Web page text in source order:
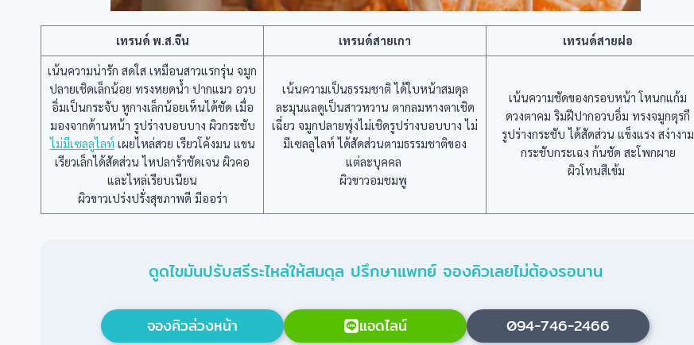
เทรนด์ พ.ส.จีน เทรนด์สายเกา เทรนด์สายฝอ
เน้นความน่ารัก สดใส เหมือนสาวแรกรุ่น จมูก
ปลายเชิดเล็กน้อย ทรงหยดน้ำ ปากแมว อวบ
อิ่มเป็นกระจับ หูกางเล็กน้อยเห็นได้ชัด เมื่อ
มองจากด้านหน้า รูปร่างบอบบาง ผิวกระชับ
ไม่มีเซลลูไลท์ เผยไหล่สวย เรียวโค้งมน แขน
เรียวเล็กได้สัดส่วน ไหปลาร้าชัดเจน ผิวคอ
และไหล่เรียบเนียน
ผิวขาวเปร่งปรั่งสุขภาพดี มีออร่า
เน้นความเป็นธรรมชาติ ได้ใบหน้าสมดุล
ละมุนแลดูเป็นสาวหวาน ตากลมหางตาเชิด
เฉี่ยว จมูกปลายพุ่งไม่เชิดรูปร่างบอบบาง ไม่
มีเซลลูไลท์ ได้สัดส่วนตามธรรมชาติของ
แต่ละบุคคล
ผิวขาวอมชมพู
เน้นความชัดของกรอบหน้า โหนกแก้ม
ดวงตาคม ริมฝีปากอวบอิ่ม ทรงจมูกตุรกี
รูปร่างกระชับ ได้สัดส่วน แข็งแรง สง่างาม
กระชับกระเฉง ก้นชัด สะโพกผาย
ผิวโทนสีเข้ม
ดูดไขมันปรับสรีระไหล่ให้สมดุล ปรึกษาแพทย์ จองคิวเลยไม่ต้องรอนาน
จองคิวล่วงหน้า แอดไลน์ 094-746-2466